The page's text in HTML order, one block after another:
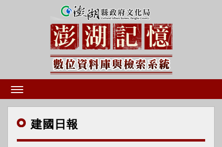
建國 日報